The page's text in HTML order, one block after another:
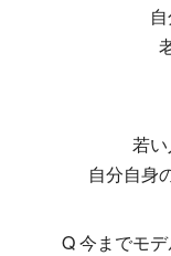
若
自分自身
Q 今までモ